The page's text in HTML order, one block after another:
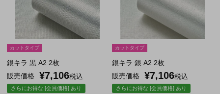
カットタイプ
銀キラ 黒 A2 2枚
販売価格
¥7,106税込
さらにお得な [会員価格] あり
カットタイプ
銀キラ 銀 A2 2枚
販売価格
¥7,106税込
さらにお得な [会員価格] あり